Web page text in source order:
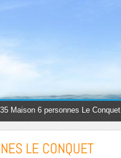
Maison 6 personnes Le Conquet
LE CONQUET